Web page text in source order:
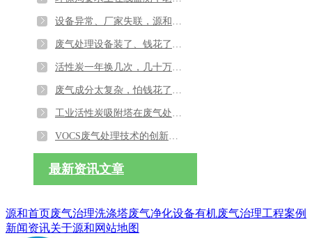
设备异常、厂家失联，源和环保四大生产基地，拒绝售后“踢皮球”
废气处理设备装了、钱花了，居民还是堵门投诉？源和环保帮您解决
活性炭一年换几次，几十万烧得心疼？源和环保帮您从“耗材无底洞”到“长效省钱模式”
废气成分太复杂，怕钱花了还达标不了？源和用“诊断式”治理终结试错成本
工业活性炭吸附塔在废气处理中的应用与优化
VOCS废气处理技术的创新与应用探索及其环境影响分析
最新资讯文章
源和首页废气治理洗涤塔废气净化设备有机废气治理工程案例
新闻资讯关于源和网站地图